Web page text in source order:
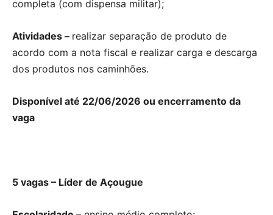
completa (com dispensa militar);
Atividades – realizar separação de produto de
acordo com a nota fiscal e realizar carga e descarga
dos produtos nos caminhões.
Disponível até 22/06/2026 ou encerramento da
vaga
5 vagas – Líder de Açougue